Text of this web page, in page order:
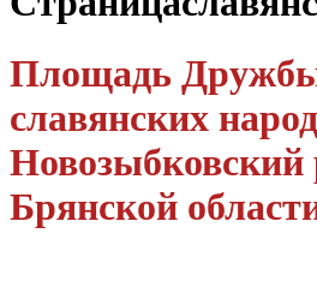
Площадь
славянских
Новозыбковский
Брянской